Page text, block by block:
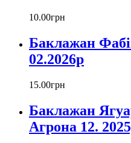
10.00грн
Баклажан
02.2026р
15.00грн
Баклажан
Агрона 12.